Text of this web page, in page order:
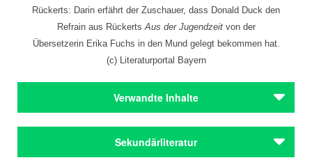
Rückerts: Darin erfährt der Zuschauer, dass Donald Duck den
Refrain aus RückertsAus der Jugendzeitvon der
Übersetzerin Erika Fuchs in den Mund gelegt bekommen hat.
(c) Literaturportal Bayern
Verwandte Inhalte
Rückert, FriedrichSekundärliteratur